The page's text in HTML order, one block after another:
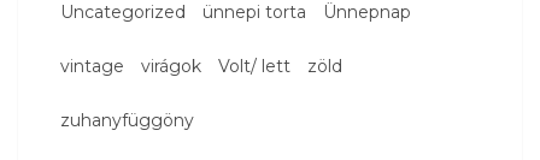
Uncategorized ünnepi torta Ünnepnap
vintage virágok Volt/ lett zöld
zuhanyfüggöny